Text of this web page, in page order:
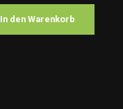
In den Warenkorb